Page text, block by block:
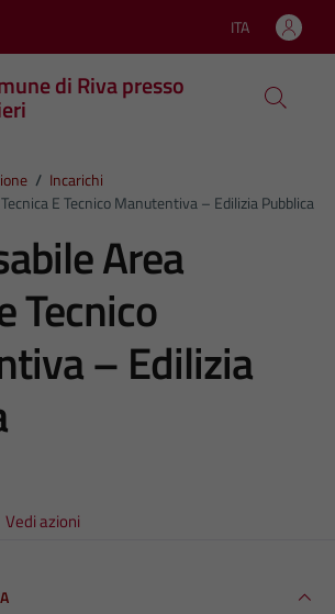
Lingua attiva:
ITA
di Riva presso
/ Incarichi
E Tecnico Manutentiva – Edilizia Pubblica
Area
Tecnico
– Edilizia
Vedi azioni